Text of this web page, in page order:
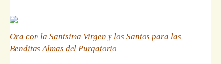
Ora con la Santsima Virgen y los Santos para las
Benditas Almas del Purgatorio